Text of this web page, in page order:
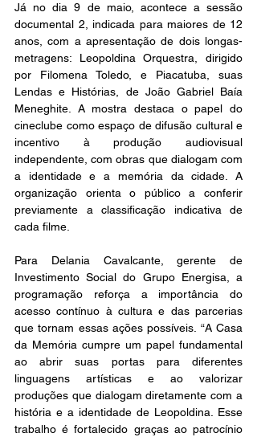
Já no dia 9 de maio, acontece a sessão
documental 2, indicada para maiores de 12
anos, com a apresentação de dois longas-
metragens: Leopoldina Orquestra, dirigido
por Filomena Toledo, e Piacatuba, suas
Lendas e Histórias, de João Gabriel Baía
Meneghite. A mostra destaca o papel do
cineclube como espaço de difusão cultural e
incentivo à produção audiovisual
independente, com obras que dialogam com
a identidade e a memória da cidade. A
organização orienta o público a conferir
previamente a classificação indicativa de
cada filme.
Para Delania Cavalcante, gerente de
Investimento Social do Grupo Energisa, a
programação reforça a importância do
acesso contínuo à cultura e das parcerias
que tornam essas ações possíveis. “A Casa
da Memória cumpre um papel fundamental
ao abrir suas portas para diferentes
linguagens artísticas e ao valorizar
produções que dialogam diretamente com a
história e a identidade de Leopoldina. Esse
trabalho é fortalecido graças ao patrocínio